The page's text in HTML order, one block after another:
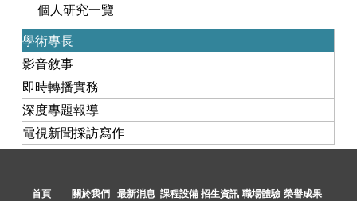
個人研究一覽
學術專長
影音敘事
即時轉播實務
深度專題報導
電視新聞採訪寫作
首頁
關於我們 最新消息 課程設備招生資訊 職場體驗 榮譽成果